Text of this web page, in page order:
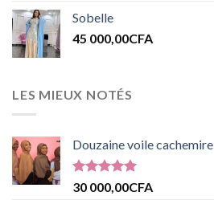
Sobelle
45 000,00CFA
LES MIEUX NOTÉS
Douzaine voile cachemire
Note5.00
30 000,00CFA